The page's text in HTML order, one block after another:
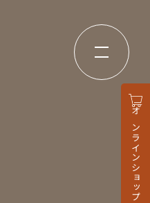
オンラインショップ